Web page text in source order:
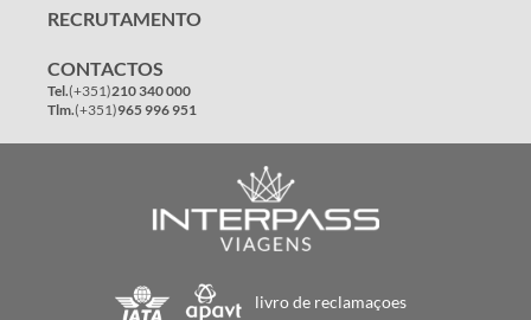
RECRUTAMENTO
CONTACTOS
Tel.(+351)210 340 000
Tlm.(+351)965 996 951
livro de reclamaçoes